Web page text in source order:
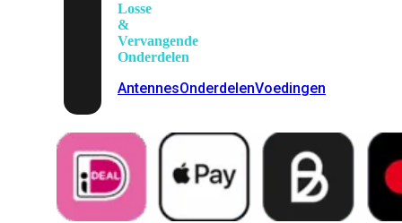
Losse
&
Vervangende
Onderdelen
AntennesOnderdelenVoedingen